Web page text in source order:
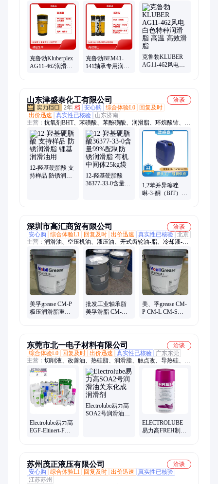
油、润滑剂、导轨油、齿轮油、装配膏、切削油、乳化液、润滑
油、防锈油、轴承润滑、万向节脂、针织机油、装配油膏、造纸
机油、强力喷剂
克鲁勃Kluberplex
AG11-462润滑脂
克鲁勃BEM41-
141轴承专用润滑
克鲁勃KLUBER
AG11-462风电白
山东津盛泰化工有限公司
洽谈
2年 档 安心购 综合体验L0
回复及时
出价迅速
真实性已核验
山东济南
主营： 抗氧剂BHT、苯磺酸、苯酚磺酸、润滑脂、环烷酸铈、
N235 萃取剂、C272萃取剂、均苯四甲酸二酐、对苯乙烯磺酸
钠、氟化铝、椰油酰胺丙基甜菜碱、甘油三苯甲酸酯
12-羟基硬脂酸 支
持样品 防锈润滑
12-羟基硬脂酸
36377-33-0含量
1,2苯并异噻唑
啉-3-酮（BIT）工
深圳市高汇商贸有限公司
洽谈
安心购
综合体验L1 回复及时 出价迅速 真实性已核验 北京
主营： 润滑油、空压机油、液压油、开式齿轮油-脂、冷却液-防
冻液、切削液-油、工业合成齿轮油、导轨油、螺杆空压机油、
变速箱油、真空泵油、船用柴油机油、防锈油
美孚grease CM-P
极压润滑脂重负
批发工业轴承脂
美孚滑脂 CM-
美、孚grease CM-
P CM-L CM-S
东莞市北一电子材料有限公司
洽谈
综合体验L0
回复及时 出价迅速 真实性已核验
广东东莞
主营： 切削液、改善油、热硅脂、润滑脂、触点改、导热硅、测
漏剂、一电子、除焊条、导热膏、三防胶、润滑油、三防漆、散
热膏、标记液、擦拭布、润滑剂、清洗剂、去除剂、遮蔽剂、粘
合剂、浓缩液、散热剂、聚氨酯、稀释剂
Electrolube易力高
EGF-Eltinert-F润
Electrolube易力高
SOA2号润滑油关
ELECTROLUBE
易力高FREH制冷
苏州茂正液压有限公司
洽谈
安心购
综合体验L1 回复及时 出价迅速
真实性已核验
江苏苏州